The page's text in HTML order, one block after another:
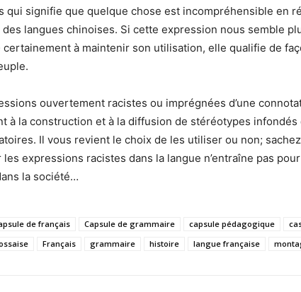
qui signifie que quelque chose est incompréhensible en
des langues chinoises. Si cette expression nous semble
à maintenir son utilisation, elle qualifie de
ouvertement racistes ou imprégnées d’une
à la construction et à la diffusion de stéréotypes infondés
Il vous revient le choix de les utiliser ou non;
les expressions racistes dans la langue n’entraîne pas
la société…
de français Capsule de grammaire capsule pédagogique
Français grammaire histoire langue française